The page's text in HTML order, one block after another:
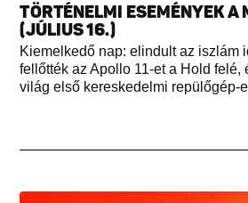
TÖRTÉNELMI ESEMÉNYEK A
(JÚLIUS 16.)
Kiemelkedő nap: elindult az iszlám
fellőtték az Apollo 11-et a Hold felé,
világ első kereskedelmi repülőgép-